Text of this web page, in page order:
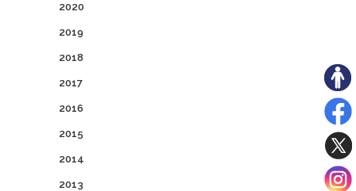
2020
2019
2018
2017
2016
2015
2014
2013